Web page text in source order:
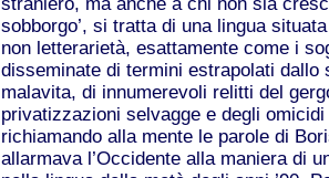
sobborgo’, si tratta di una lingua
non letterarietà, esattamente come i
disseminate di termini estrapolati dallo
malavita, di innumerevoli relitti del
privatizzazioni selvagge e degli
richiamando alla mente le parole di
allarmava l’Occidente alla maniera di